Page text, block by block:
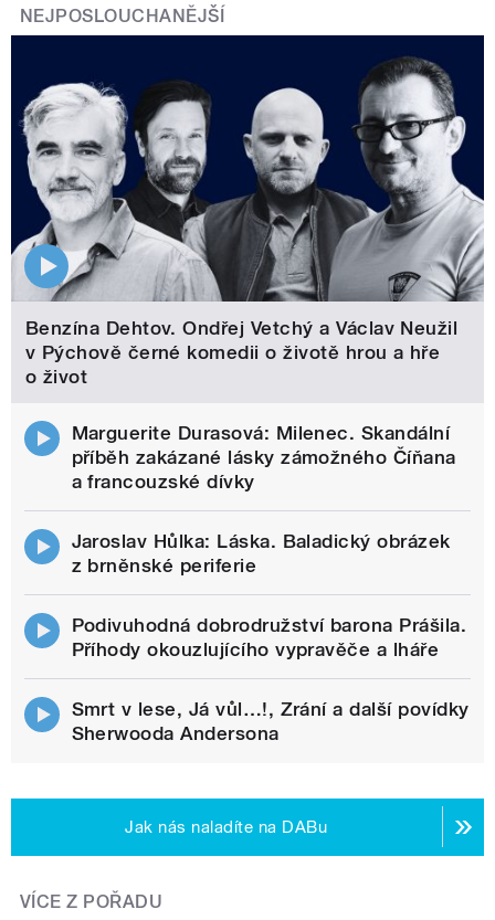
NEJPOSLOUCHANĚJŠÍ
Benzína Dehtov. Ondřej Vetchý a Václav Neužil
v Pýchově černé komedii o životě hrou a hře
o život
Marguerite Durasová: Milenec. Skandální
příběh zakázané lásky zámožného Číňana
a francouzské dívky
Jaroslav Hůlka: Láska. Baladický obrázek
z brněnské periferie
Podivuhodná dobrodružství barona Prášila.
Příhody okouzlujícího vypravěče a lháře
Smrt v lese, Já vůl…!, Zrání a další povídky
Sherwooda Andersona
Jak nás naladíte na DABu
VÍCE Z POŘADU